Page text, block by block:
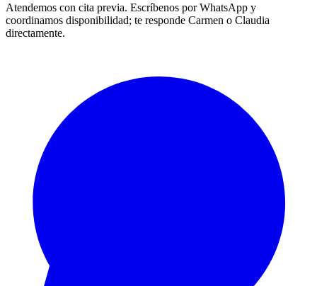
Atendemos con cita previa. Escríbenos por WhatsApp y
coordinamos disponibilidad; te responde Carmen o Claudia
directamente.